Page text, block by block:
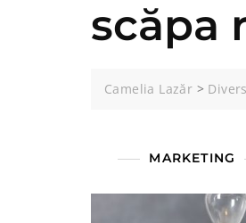
scăpa
Camelia Lazăr >
MARKETING